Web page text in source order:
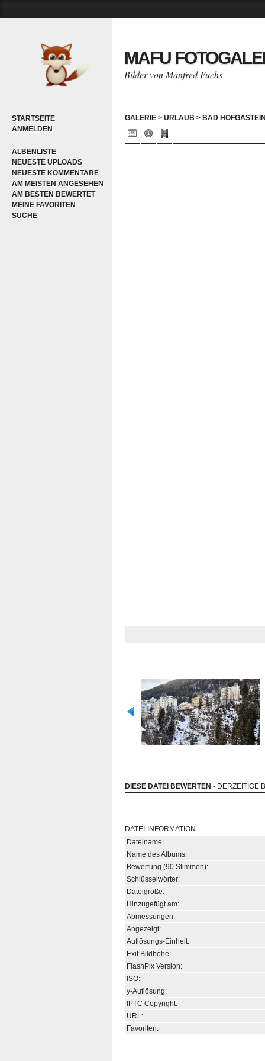
STARTSEITE
ANMELDEN
ALBENLISTE
NEUESTE UPLOADS
NEUESTE KOMMENTARE
AM MEISTEN ANGESEHEN
AM BESTEN BEWERTET
MEINE FAVORITEN
SUCHE
MAFU
Bilder von Manfred Fuchs
GALERIE > URLAUB > BAD
DIESE DATEI BEWERTEN - DERZEITIGE
DATEI-INFORMATION
Dateiname:
Name des Albums:
Bewertung (90 Stimmen):
Schlüsselwörter:
Dateigröße:
Hinzugefügt am:
Abmessungen:
Angezeigt:
Auflösungs-Einheit:
Exif Bildhöhe:
FlashPix Version:
ISO:
y-Auflösung:
IPTC Copyright:
URL:
Favoriten: